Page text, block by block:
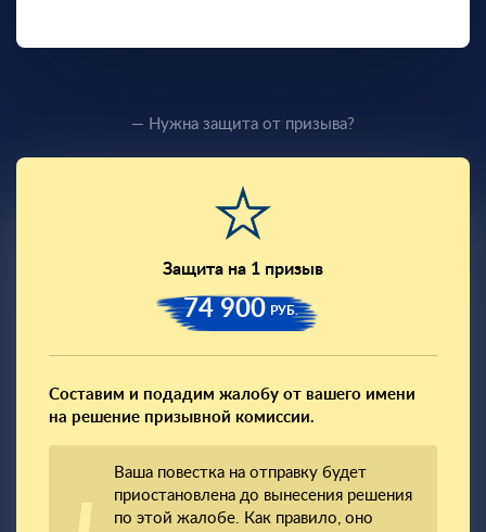
— Нужна защита от призыва?
Защита на 1 призыв
74 900 РУБ.
Составим и подадим жалобу от вашего имени
на решение призывной комиссии.
Ваша повестка на отправку будет
приостановлена до вынесения решения
по этой жалобе. Как правило, оно